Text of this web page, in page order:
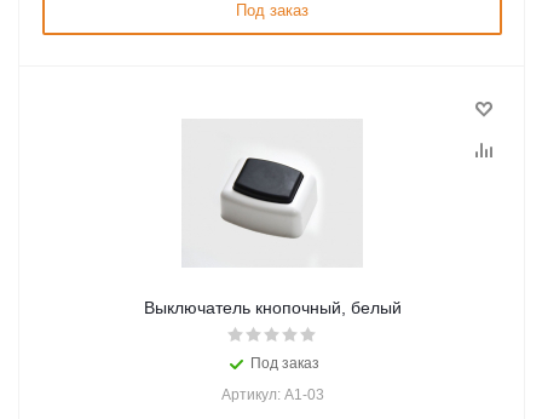
Под заказ
Выключатель кнопочный, белый
Под заказ
Артикул: А1-03